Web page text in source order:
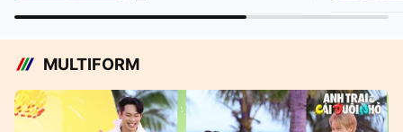
MULTIFORM